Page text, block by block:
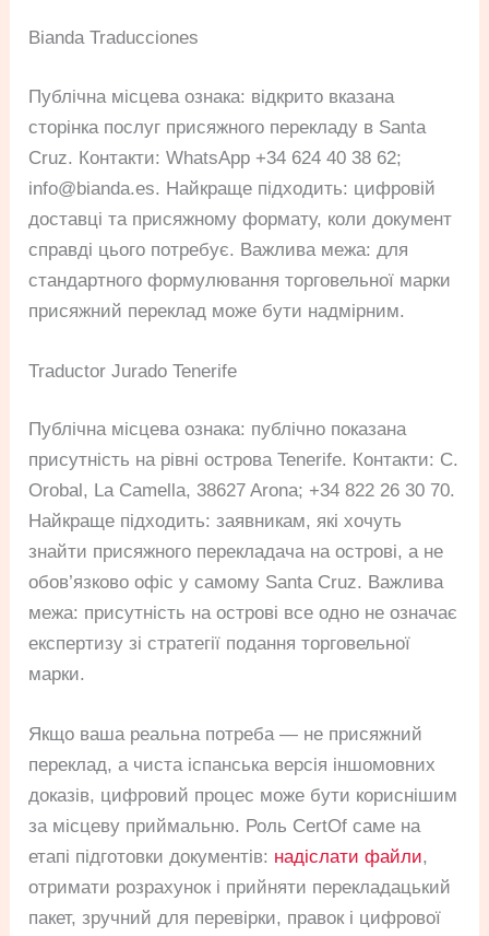
Bianda Traducciones
Публічна місцева ознака: відкрито вказана
сторінка послуг присяжного перекладу в Santa
Cruz. Контакти: WhatsApp +34 624 40 38 62;
info@bianda.es. Найкраще підходить: цифровій
доставці та присяжному формату, коли документ
справді цього потребує. Важлива межа: для
стандартного формулювання торговельної марки
присяжний переклад може бути надмірним.
Traductor Jurado Tenerife
Публічна місцева ознака: публічно показана
присутність на рівні острова Tenerife. Контакти: C.
Orobal, La Camella, 38627 Arona; +34 822 26 30 70.
Найкраще підходить: заявникам, які хочуть
знайти присяжного перекладача на острові, а не
обов’язково офіс у самому Santa Cruz. Важлива
межа: присутність на острові все одно не означає
експертизу зі стратегії подання торговельної
марки.
Якщо ваша реальна потреба — не присяжний
переклад, а чиста іспанська версія іншомовних
доказів, цифровий процес може бути кориснішим
за місцеву приймальню. Роль CertOf саме на
етапі підготовки документів: надіслати файли,
отримати розрахунок і прийняти перекладацький
пакет, зручний для перевірки, правок і цифрової